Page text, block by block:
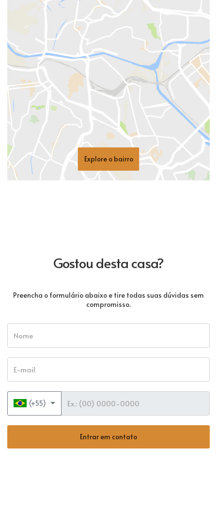
Explore o bairro
Gostou desta casa?
Preencha o formulário abaixo e tire todas suas dúvidas sem
compromisso.
Telefone
(+55)
Entrar em contato